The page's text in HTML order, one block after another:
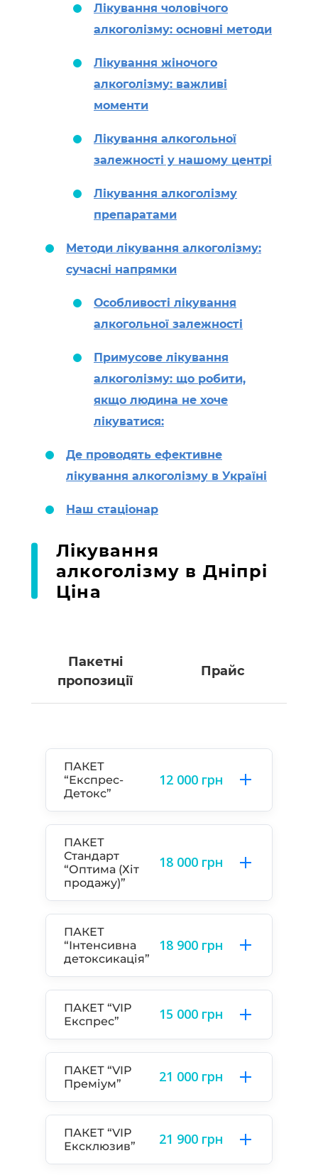
Лікування чоловічого
алкоголізму: основні методи
Лікування жіночого
алкоголізму: важливі
моменти
Лікування алкогольної
залежності у нашому центрі
Лікування алкоголізму
препаратами
Методи лікування алкоголізму:
сучасні напрямки
Особливості лікування
алкогольної залежності
Примусове лікування
алкоголізму: що робити,
якщо людина не хоче
лікуватися:
Де проводять ефективне
лікування алкоголізму в Україні
Наш стаціонар
Лікування
алкоголізму в Дніпрі
Ціна
Пакетні
пропозиції
Прайс
ПАКЕТ
“Експрес-
Детокс”
12 000 грн
ПАКЕТ
Стандарт
“Оптима (Хіт
продажу)”
18 000 грн
ПАКЕТ
“Інтенсивна
детоксикація”
18 900 грн
ПАКЕТ “VIP
Експрес”
15 000 грн
ПАКЕТ “VIP
Преміум”
21 000 грн
ПАКЕТ “VIP
Ексклюзив”
21 900 грн